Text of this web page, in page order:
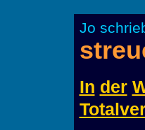
Jo
In der